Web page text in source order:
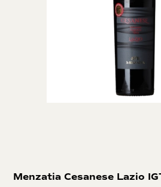
Menzatia Cesanese Lazio